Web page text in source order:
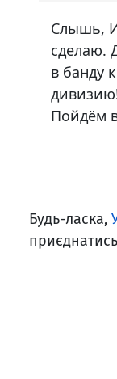
Слышь,
сделаю.
в банду
Пойдём
Будь-ласка,